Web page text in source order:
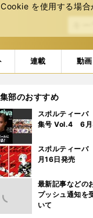
を使⽤する場合
連載 動画
RIZINガールから格
部のおすすめ
スポルティー
集号 Vol.4 6月
スポルティー
月16日発売
最新記事などの
プッシュ通知を
いて